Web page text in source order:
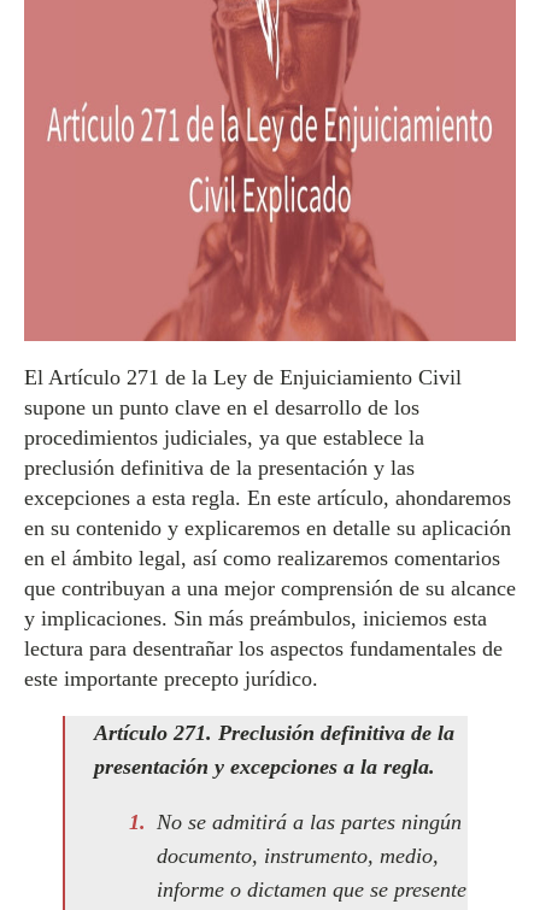
El Artículo 271 de la Ley de Enjuiciamiento Civil
supone un punto clave en el desarrollo de los
procedimientos judiciales, ya que establece la
preclusión definitiva de la presentación y las
excepciones a esta regla. En este artículo, ahondaremos
en su contenido y explicaremos en detalle su aplicación
en el ámbito legal, así como realizaremos comentarios
que contribuyan a una mejor comprensión de su alcance
y implicaciones. Sin más preámbulos, iniciemos esta
lectura para desentrañar los aspectos fundamentales de
este importante precepto jurídico.
Artículo 271. Preclusión definitiva de la
presentación y excepciones a la regla.
No se admitirá a las partes ningún
documento, instrumento, medio,
informe o dictamen que se presente